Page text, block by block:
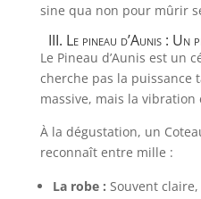
sine qua non pour mûrir
III. Le pineau d’Aunis :
Le Pineau d’Aunis est un
cherche pas la puissance
massive, mais la
À la dégustation, un
reconnaît entre mille :
La robe : Souvent